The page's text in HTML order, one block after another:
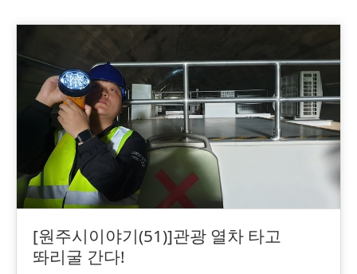
[원주시이야기(51)]관광 열차 타고
똬리굴 간다!